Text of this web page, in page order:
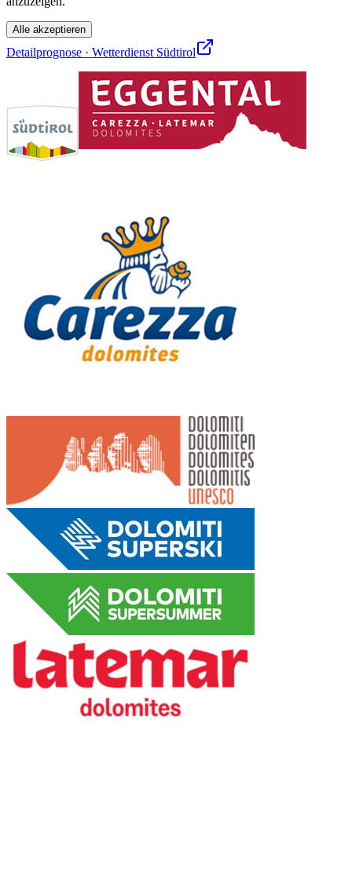
Alle akzeptieren
Detailprognose · Wetterdienst Südtirol